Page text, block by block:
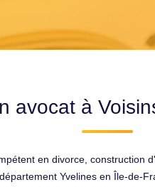
avocat à
en divorce, construction
Yvelines en Île-de-